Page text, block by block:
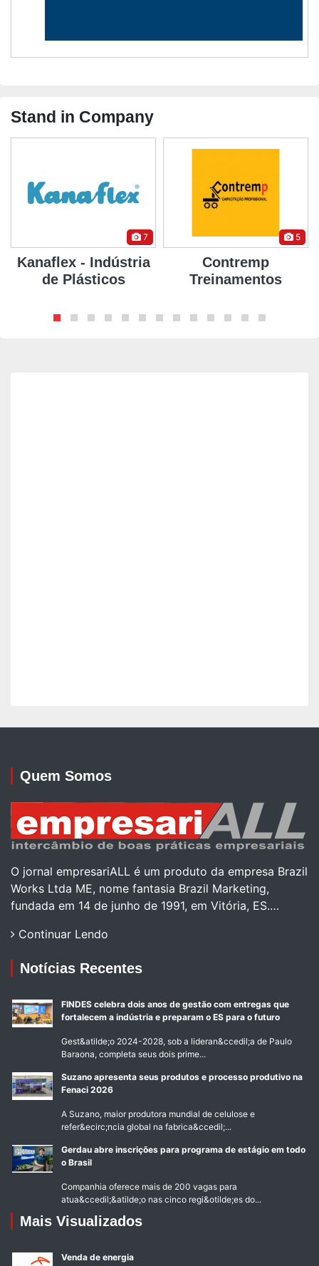
Stand in Company
7
Kanaflex - Indústria
de Plásticos
5
Contremp
Treinamentos
Quem Somos
O jornal empresariALL é um produto da empresa Brazil
Works Ltda ME, nome fantasia Brazil Marketing,
fundada em 14 de junho de 1991, em Vitória, ES.…
Continuar Lendo
Notícias Recentes
FINDES celebra dois anos de gestão com entregas que
fortalecem a indústria e preparam o ES para o futuro
Gest&atilde;o 2024-2028, sob a lideran&ccedil;a de Paulo
Baraona, completa seus dois prime...
Suzano apresenta seus produtos e processo produtivo na
Fenaci 2026
A Suzano, maior produtora mundial de celulose e
refer&ecirc;ncia global na fabrica&ccedil;...
Gerdau abre inscrições para programa de estágio em todo
o Brasil
Companhia oferece mais de 200 vagas para
atua&ccedil;&atilde;o nas cinco regi&otilde;es do...
Mais Visualizados
Venda de energia